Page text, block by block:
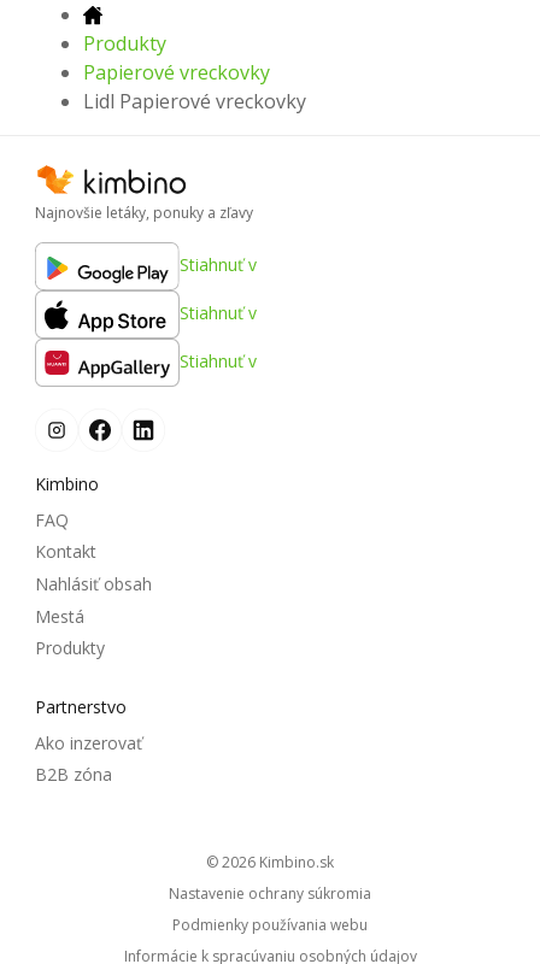
Produkty
Papierové vreckovky
Lidl Papierové vreckovky
Najnovšie letáky, ponuky a zľavy
Stiahnuť v
Stiahnuť v
Stiahnuť v
Kimbino
FAQ
Kontakt
Nahlásiť obsah
Mestá
Produkty
Partnerstvo
Ako inzerovať
B2B zóna
© 2026
kimbino.sk
Nastavenie ochrany súkromia
Podmienky používania webu
Informácie k spracúvaniu osobných údajov